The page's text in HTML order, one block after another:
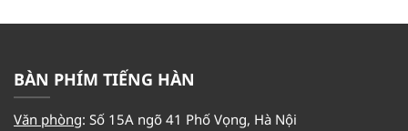
789.000₫. 1.200.000₫.
BÀN PHÍM TIẾNG HÀN
Văn phòng: Số 15A ngõ 41 Phố Vọng, Hà Nội